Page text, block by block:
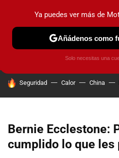
PRUEBAS COCHES
HOY SE HABLA DE
Seguridad Calor China
Bernie Ecclestone:
cumplido lo que les
Ya puedes ver más de
Añádenos como
Solo necesitas una